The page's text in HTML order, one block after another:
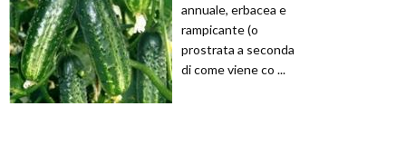
annuale, erbacea e
rampicante (o
prostrata a seconda
di come viene co ...